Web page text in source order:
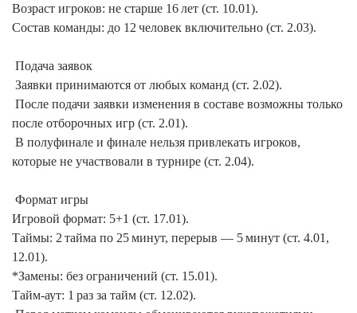
Возраст игроков: не старше 16 лет (ст. 10.01).
Состав команды: до 12 человек включительно (ст. 2.03).
после отборочных игр (ст. 2.01).
которые не участвовали в турнире (ст. 2.04).
Игровой формат: 5+1 (ст. 17.01).
Таймы: 2 тайма по 25 минут, перерыв — 5 минут (ст. 4.01,
12.01).
*Замены: без ограничений (ст. 15.01).
Тайм‑аут: 1 раз за тайм (ст. 12.02).